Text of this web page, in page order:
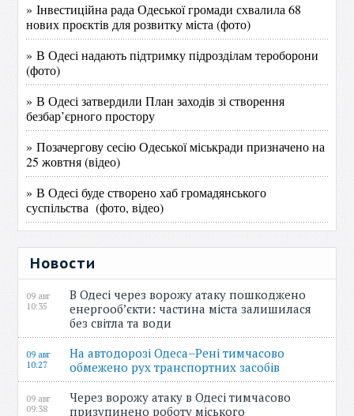
» Інвестиційна рада Одеської громади схвалила 68
нових проєктів для розвитку міста (фото)
» В Одесі надають підтримку підрозділам тероборони
(фото)
» В Одесі затвердили План заходів зі створення
безбар’єрного простору
» Позачергову сесію Одеської міськради призначено на
25 жовтня (відео)
» В Одесі буде створено хаб громадянського
суспільства (фото, відео)
Новости
09 авг
10:35
В Одесі через ворожу атаку пошкоджено
енергооб’єкти: частина міста залишилася
без світла та води
09 авг
10:27
На автодорозі Одеса–Рені тимчасово
обмежено рух транспортних засобів
09 авг
09:38
Через ворожу атаку в Одесі тимчасово
призупинено роботу міського